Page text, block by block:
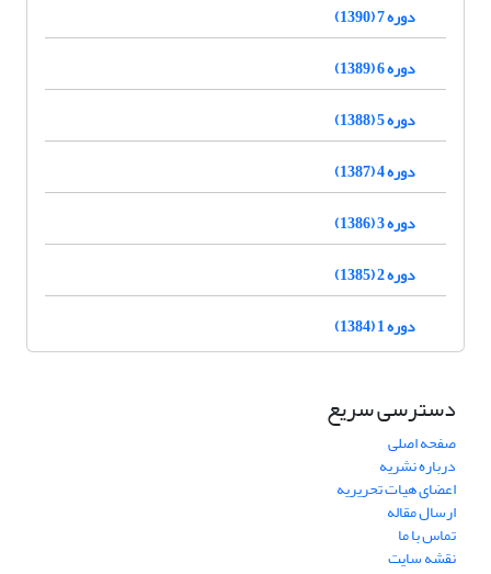
دوره 7 (1390)
دوره 6 (1389)
دوره 5 (1388)
دوره 4 (1387)
دوره 3 (1386)
دوره 2 (1385)
دوره 1 (1384)
دسترسی سریع
صفحه اصلی
درباره نشریه
اعضای هیات تحریریه
ارسال مقاله
تماس با ما
نقشه سایت